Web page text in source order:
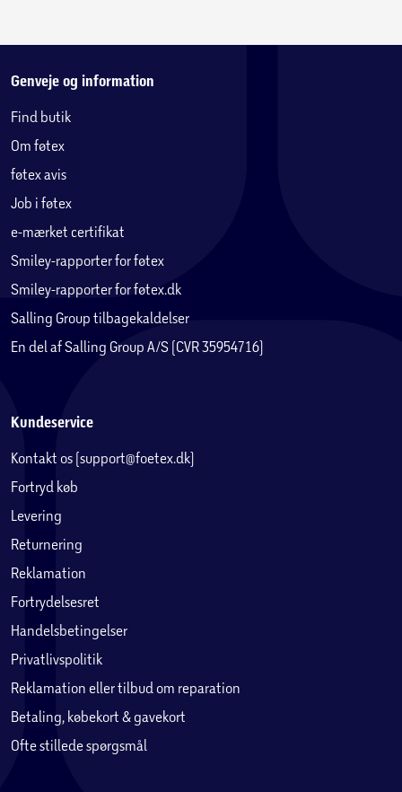
Genveje og information
Find butik
Om føtex
føtex avis
Job i føtex
e-mærket certifikat
Smiley-rapporter for føtex
Smiley-rapporter for føtex.dk
Salling Group tilbagekaldelser
En del af Salling Group A/S (CVR 35954716)
Kundeservice
Kontakt os (support@foetex.dk)
Fortryd køb
Levering
Returnering
Reklamation
Fortrydelsesret
Handelsbetingelser
Privatlivspolitik
Reklamation eller tilbud om reparation
Betaling, købekort & gavekort
Ofte stillede spørgsmål